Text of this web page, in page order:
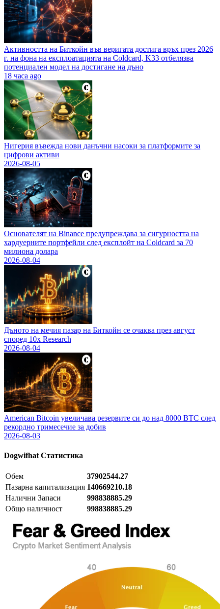
Активността на Биткойн във веригата достига връх през 2026
г. на фона на експлоатацията на Coldcard, K33 отбелязва
потенциален модел на достигане на дъно
18 часа ago
Нигерия въвежда нови данъчни насоки за платформите за
цифрови активи
2026-08-05
Основателят на Binance предупреждава за сигурността на
хардуерните портфейли след експлойт на Coldcard за 70
милиона долара
2026-08-04
Дъното на мечия пазар на Биткойн се очаква през август
според 10x Research
2026-08-04
American Bitcoin увеличава резервите си до над 8000 BTC след
рекордно тримесечие за добив
2026-08-03
Dogwifhat Статистика
Обем
37902544.27
Пазарна капитализация 140669210.18
Налични Запаси
998838885.29
Общо наличност
998838885.29